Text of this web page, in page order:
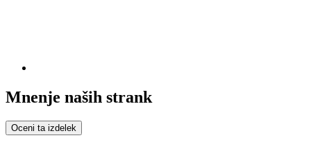
Mnenje naših strank
Oceni ta izdelek